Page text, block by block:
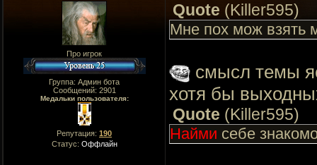
Про игрок
Группа: Админ бота
Сообщений: 2901
Медальки пользователя:
Репутация: 190
Статус: Оффлайн
Quote (Killer595)
Мне пох мож взять
смысл темы
хотя бы
Quote (Killer595)
Найми себе